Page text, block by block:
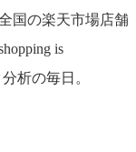
国の楽天市場店舗
is
析の毎日。